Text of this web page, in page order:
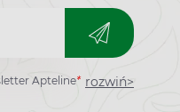
Apteline* rozwiń>